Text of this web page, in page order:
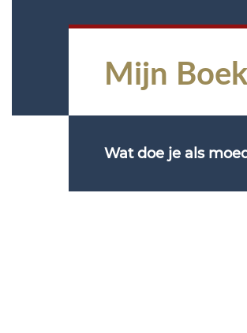
Mijn Boek
Wat doe je als